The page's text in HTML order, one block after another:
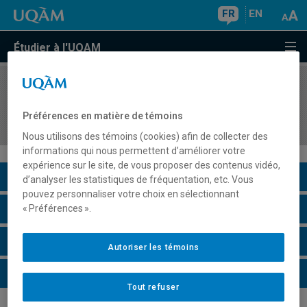
FR EN
Étudier à l'UQAM
COURS//
canadiennes : synthèse et perspective
Description du cours
Horaire - Été 2026
Horaire - Automne 2026
Horaire - Hiver 2027
Préférences en matière de témoins
Nous utilisons des témoins (cookies) afin de collecter des
informations qui nous permettent d’améliorer votre
expérience sur le site, de vous proposer des contenus vidéo,
d’analyser les statistiques de fréquentation, etc. Vous
pouvez personnaliser votre choix en sélectionnant
« Préférences ».
Tout refuser
Autoriser les témoins